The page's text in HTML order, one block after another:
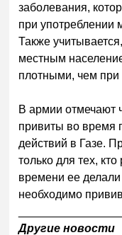
заболевания,
при употреблении
Также
местным
плотными, чем
В армии отмечают
привиты во время
действий в Газе.
только для тех,
времени ее делали
необходимо
Другие новости